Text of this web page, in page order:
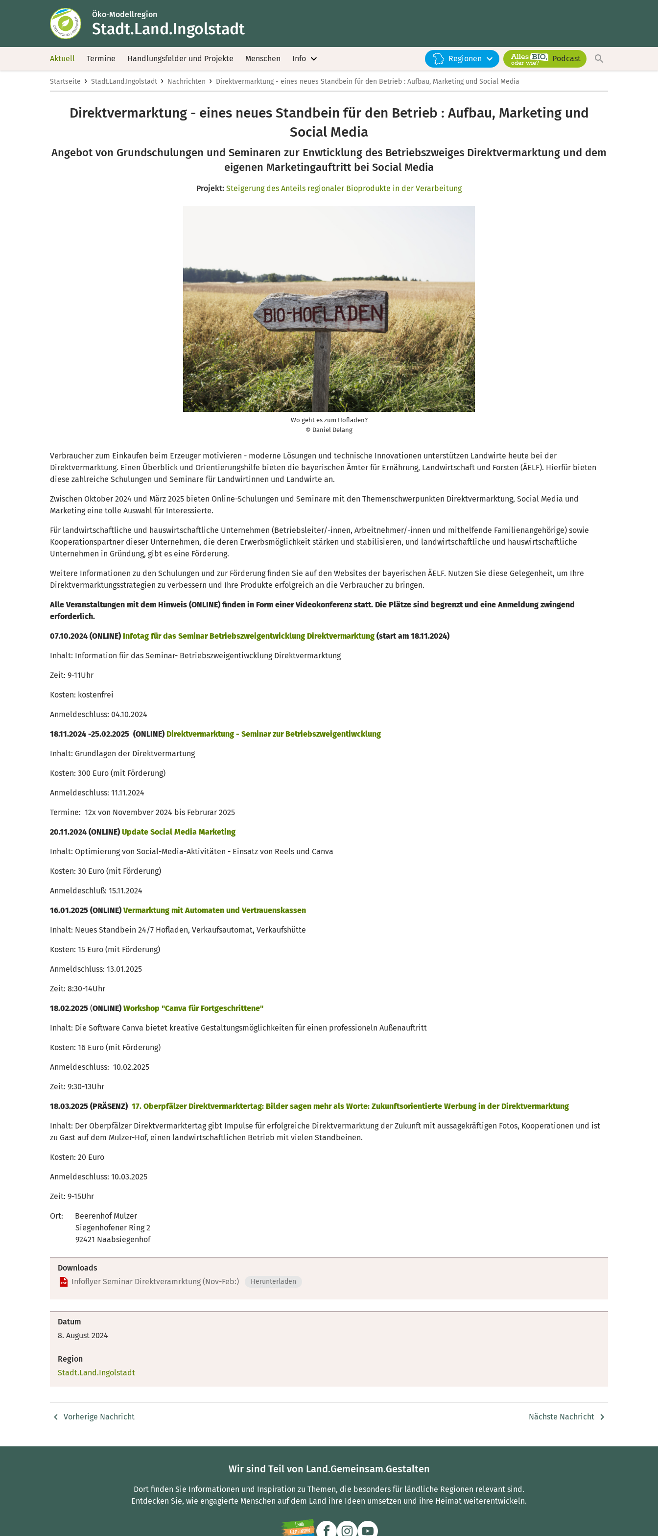
Öko-Modellregion
Stadt.Land.Ingolstadt
Aktuell Termine Handlungsfelder und Projekte Menschen Info Regionen Podcast
Startseite › Stadt.Land.Ingolstadt › Nachrichten › Direktvermarktung - eines neues Standbein für den Betrieb : Aufbau, Marketing und Social Media
Direktvermarktung - eines neues Standbein für den Betrieb : Aufbau, Marketing und
Social Media
Angebot von Grundschulungen und Seminaren zur Enwticklung des Betriebszweiges Direktvermarktung und dem
eigenen Marketingauftritt bei Social Media
Projekt: Steigerung des Anteils regionaler Bioprodukte in der Verarbeitung
Wo geht es zum Hofladen?
© Daniel Delang
Verbraucher zum Einkaufen beim Erzeuger motivieren - moderne Lösungen und technische Innovationen unterstützen Landwirte heute bei der
Direktvermarktung. Einen Überblick und Orientierungshilfe bieten die bayerischen Ämter für Ernährung, Landwirtschaft und Forsten (ÄELF). Hierfür bieten
diese zahlreiche Schulungen und Seminare für Landwirtinnen und Landwirte an.
Zwischen Oktober 2024 und März 2025 bieten Online-Schulungen und Seminare mit den Themenschwerpunkten Direktvermarktung, Social Media und
Marketing eine tolle Auswahl für Interessierte.
Für landwirtschaftliche und hauswirtschaftliche Unternehmen (Betriebsleiter/-innen, Arbeitnehmer/-innen und mithelfende Familienangehörige) sowie
Kooperationspartner dieser Unternehmen, die deren Erwerbsmöglichkeit stärken und stabilisieren, und landwirtschaftliche und hauswirtschaftliche
Unternehmen in Gründung, gibt es eine Förderung.
Weitere Informationen zu den Schulungen und zur Förderung finden Sie auf den Websites der bayerischen ÄELF. Nutzen Sie diese Gelegenheit, um Ihre
Direktvermarktungsstrategien zu verbessern und Ihre Produkte erfolgreich an die Verbraucher zu bringen.
Alle Veranstaltungen mit dem Hinweis (ONLINE) finden in Form einer Videokonferenz statt. Die Plätze sind begrenzt und eine Anmeldung zwingend
erforderlich.
07.10.2024 (ONLINE) Infotag für das Seminar Betriebszweigentwicklung Direktvermarktung (start am 18.11.2024)
Inhalt: Information für das Seminar- Betriebszweigentiwcklung Direktvermarktung
Zeit: 9-11Uhr
Kosten: kostenfrei
Anmeldeschluss: 04.10.2024
18.11.2024 -25.02.2025 (ONLINE) Direktvermarktung - Seminar zur Betriebszweigentiwcklung
Inhalt: Grundlagen der Direktvermartung
Kosten: 300 Euro (mit Förderung)
Anmeldeschluss: 11.11.2024
Termine: 12x von Novembver 2024 bis Februrar 2025
20.11.2024 (ONLINE) Update Social Media Marketing
Inhalt: Optimierung von Social-Media-Aktivitäten - Einsatz von Reels und Canva
Kosten: 30 Euro (mit Förderung)
Anmeldeschluß: 15.11.2024
16.01.2025 (ONLINE)Vermarktung mit Automaten und Vertrauenskassen
Inhalt: Neues Standbein 24/7 Hofladen, Verkaufsautomat, Verkaufshütte
Kosten: 15 Euro (mit Förderung)
Anmeldschluss: 13.01.2025
Zeit: 8:30-14Uhr
18.02.2025 (ONLINE) Workshop "Canva für Fortgeschrittene"
Inhalt: Die Software Canva bietet kreative Gestaltungsmöglichkeiten für einen professioneln Außenauftritt
Kosten: 16 Euro (mit Förderung)
Anmeldeschluss: 10.02.2025
Zeit: 9:30-13Uhr
18.03.2025 (PRÄSENZ) 17. Oberpfälzer Direktvermarktertag: Bilder sagen mehr als Worte: Zukunftsorientierte Werbung in der Direktvermarktung
Inhalt: Der Oberpfälzer Direktvermarktertag gibt Impulse für erfolgreiche Direktvermarktung der Zukunft mit aussagekräftigen Fotos, Kooperationen und ist
zu Gast auf dem Mulzer-Hof, einen landwirtschaftlichen Betrieb mit vielen Standbeinen.
Kosten: 20 Euro
Anmeldeschluss: 10.03.2025
Zeit: 9-15Uhr
Ort: Beerenhof Mulzer
Siegenhofener Ring 2
92421 Naabsiegenhof
Downloads
Infoflyer Seminar Direktveramrktung (Nov-Feb:)
Herunterladen
Datum
8. August 2024
Region
Stadt.Land.Ingolstadt
Vorherige Nachricht Nächste Nachricht
Wir sind Teil von Land.Gemeinsam.Gestalten
Dort finden Sie Informationen und Inspiration zu Themen, die besonders für ländliche Regionen relevant sind.
Entdecken Sie, wie engagierte Menschen auf dem Land ihre Ideen umsetzen und ihre Heimat weiterentwickeln.